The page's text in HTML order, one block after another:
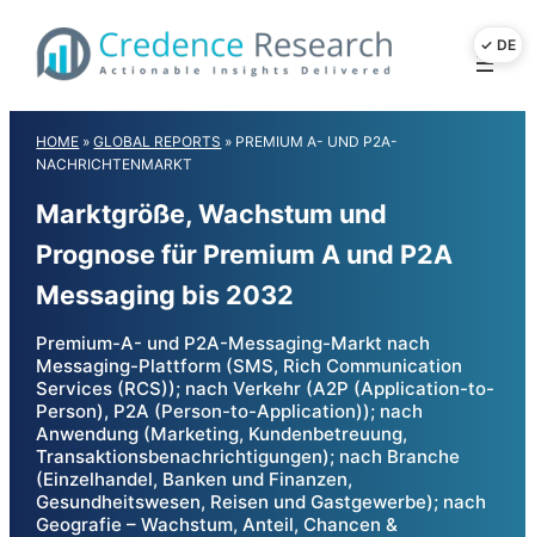
content
HOME »GLOBAL REPORTS » PREMIUM A- UND P2A-
NACHRICHTENMARKT
Marktgröße, Wachstum und
Prognose für Premium A und P2A
Messaging bis 2032
Premium-A- und P2A-Messaging-Markt nach
Messaging-Plattform (SMS, Rich Communication
Services (RCS)); nach Verkehr (A2P (Application-to-
Person), P2A (Person-to-Application)); nach
Anwendung (Marketing, Kundenbetreuung,
Transaktionsbenachrichtigungen); nach Branche
(Einzelhandel, Banken und Finanzen,
Gesundheitswesen, Reisen und Gastgewerbe); nach
Geografie – Wachstum, Anteil, Chancen &